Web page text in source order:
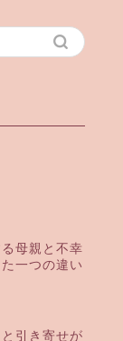
母親と不幸
一つの違い
引き寄せが